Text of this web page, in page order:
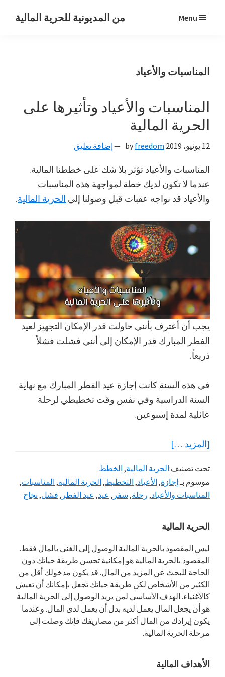
من المديونية للحرية المالية Menu
المناسبات والأعياد
المناسبات والأعياد وتأثيرها على
الحرية المالية
12 يونيو، 2019 freedom إضافة تعليق
المناسبات والأعياد تؤثر بلا شك على خططنا المالية.
عندما لا تكون لديك خطة لمواجهة هذه المناسبات
والأعياد قد نواجه عقبات قبل وصولنا إلى الحرية المالية.
يجب أن أعترف بأنني حاولت قدر الإمكان التجهيز لعيد
الفطر المبارك قدر الإمكان إلى أنني فشلت فشلاً
ذريعاً.
في هذه السنة كانت إجازة عيد الفطر المبارك مع نهاية
السنة الدراسية وفي نفس وقت تخطيطي لرحلة
عائلية لمدة إسبوعين.
[المزيد …]
وتأثيرها
على
الحرية
تحت تصنيف:الحرية المالية, الخطط
موسوم بـ:إجازة, الأعياد, التخطيط, الحرية المالية, المناسبات,
المناسبات والأعياد, رحلة, سفر , عيد, عيد الفطر , فشل, نجاح
القائمة
الجانبية
الرئيسية
الحرية المالية
ليس المقصود بالحرية المالية الوصول إلى الغنى بالمال فقط.
المقصود بالحرية المالية هو إمكانية تحسن طريقة حياتك دون
الحاجة للبحث عن المزيد من المال. قد يكون مدخولك أقل من
الكثير من الأشخاص لكن طريقة حياتك تجعل بإمكانك أن تعيش
كالأغنياء. الهدف الأساسي لمن يريد الوصول إلى الحرية المالية
هو أن يجعل المال يعمل لديه بدل أن يعمل لدى المال. وعندما
يكون إيرادك من المال أكثر من مصاريفك فإنك وصلت إلى
مرحلة الحرية المالية.
الأهداف المالية